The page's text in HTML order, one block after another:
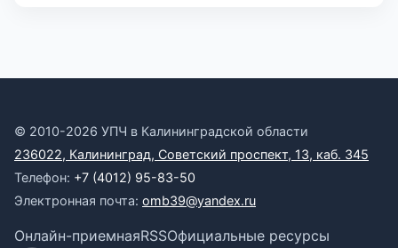
© 2010-2026 УПЧ в Калининградской области
236022, Калининград, Советский проспект, 13, каб. 345
Телефон: +7 (4012) 95-83-50
Электронная почта: omb39@yandex.ru
Онлайн-приемнаяRSSОфициальные ресурсы